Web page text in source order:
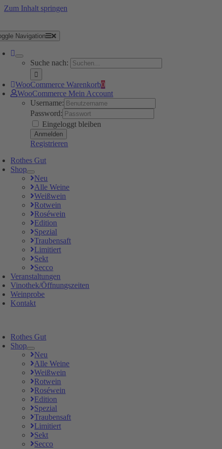
Zum Inhalt springen
Navigation
Suche nach:
WooCommerce Warenkorb0
WooCommerce Mein Account
Username:
Password:
Eingeloggt bleiben
Registrieren
Rothes Gut
Shop
Neu
Alle Weine
Weißwein
Rotwein
Roséwein
Edition
Spezial
Traubensaft
Limitiert
Sekt
Secco
Veranstaltungen
Vinothek/Öffnungszeiten
Weinprobe
Kontakt
Rothes Gut
Shop
Neu
Alle Weine
Weißwein
Rotwein
Roséwein
Edition
Spezial
Traubensaft
Limitiert
Sekt
Secco